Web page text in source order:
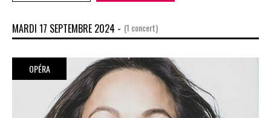
MARDI 17 SEPTEMBRE 2024 - (1 concert)
OPÉRA